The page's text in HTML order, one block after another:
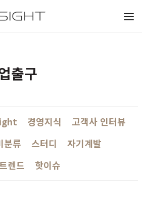
티피아이 인사이트
출구
경영지식
고객사 인터뷰
분류 스터디
자기계발
트렌드 핫이슈